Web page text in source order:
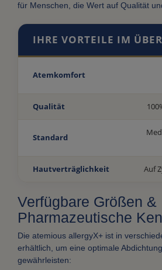
für Menschen, die Wert auf Qualität
IHRE VORTEILE IM
Atemkomfort
Qualität
Standard
Hautverträglichkeit Auf
Verfügbare Größen &
Pharmazeutische
Die atemious allergyX+ ist in
erhältlich, um eine optimale
gewährleisten: